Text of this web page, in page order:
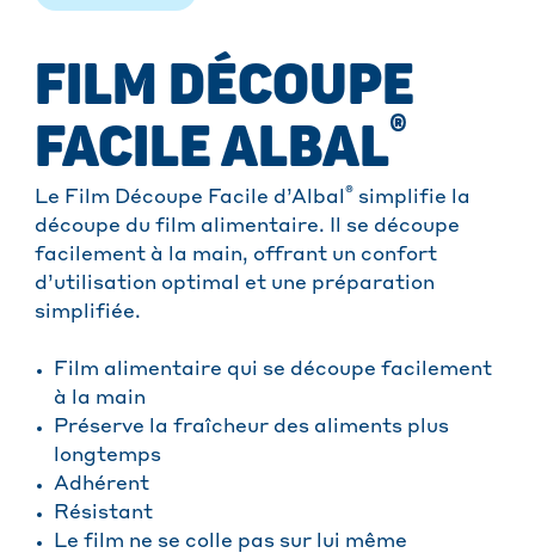
FILM DÉCOUPE
FACILE ALBAL®
Le Film Découpe Facile d’Albal ® simplifie la
découpe du film alimentaire. Il se découpe
facilement à la main, offrant un confort
d’utilisation optimal et une préparation
simplifiée.
Film alimentaire qui se découpe facilement
à la main
Préserve la fraîcheur des aliments plus
longtemps
Adhérent
Résistant
Le film ne se colle pas sur lui même